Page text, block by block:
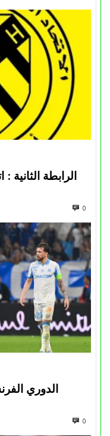
الرابطة
0
الدوري
0